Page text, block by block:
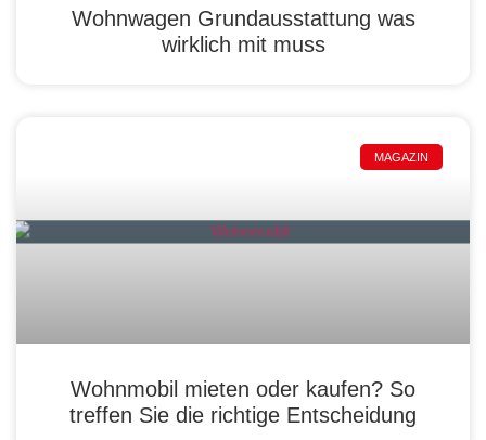
Wohnwagen Grundausstattung was
wirklich mit muss
MAGAZIN
Wohnmobil mieten oder kaufen? So
treffen Sie die richtige Entscheidung